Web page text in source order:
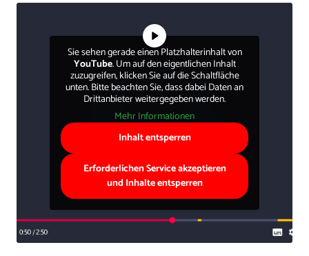
Sie sehen gerade einen Platzhalterinhalt von
YouTube. Um auf den eigentlichen Inhalt
zuzugreifen, klicken Sie auf die Schaltfläche
unten. Bitte beachten Sie, dass dabei Daten an
Drittanbieter weitergegeben werden.
Mehr Informationen
Inhalt entsperren
Erforderlichen Service akzeptieren
und Inhalte entsperren